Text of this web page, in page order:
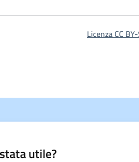
Licenza CC
utile?